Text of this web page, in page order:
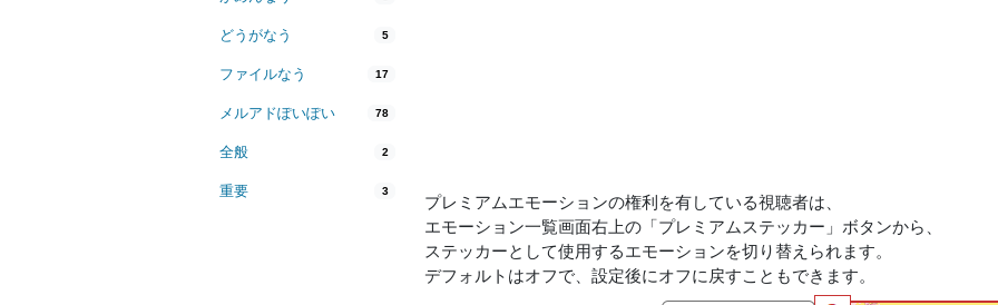
どうがなう 5
ファイルなう 17
メルアドぽいぽい 78
全般 2
重要 3
プレミアムエモーションの権利を有している視聴者は、
エモーション一覧画面右上の「プレミアムステッカー」ボタンから、
ステッカーとして使用するエモーションを切り替えられます。
デフォルトはオフで、設定後にオフに戻すこともできます。